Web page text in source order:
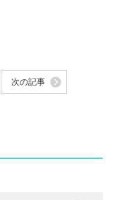
次の記事